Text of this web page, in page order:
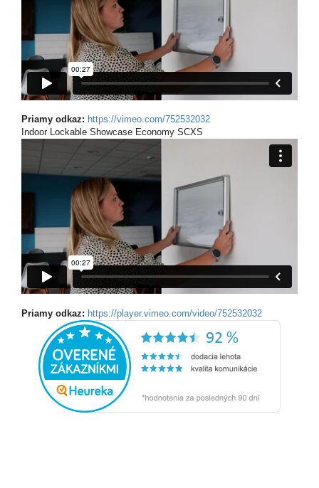
Priamy odkaz: https://vimeo.com/752532032
Indoor Lockable Showcase Economy SCXS
Priamy odkaz: https://player.vimeo.com/video/752532032